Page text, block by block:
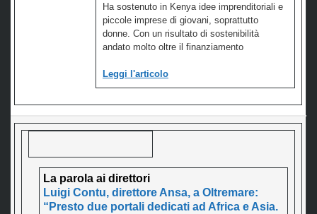
Ha sostenuto in Kenya idee imprenditoriali e
piccole imprese di giovani, soprattutto
donne. Con un risultato di sostenibilità
andato molto oltre il finanziamento
Leggi l'articolo
La parola ai direttori
Luigi Contu, direttore Ansa, a Oltremare:
“Presto due portali dedicati ad Africa e Asia.